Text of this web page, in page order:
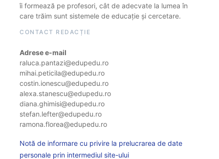
îi formează pe profesori, cât de adecvate la lumea în
care trăim sunt sistemele de educație și cercetare.
CONTACT REDACȚIE
Adrese e-mail
raluca.pantazi@edupedu.ro
mihai.peticila@edupedu.ro
costin.ionescu@edupedu.ro
alexa.stanescu@edupedu.ro
diana.ghimisi@edupedu.ro
stefan.lefter@edupedu.ro
ramona.florea@edupedu.ro
Notă de informare cu privire la prelucrarea de date
personale prin intermediul site-ului